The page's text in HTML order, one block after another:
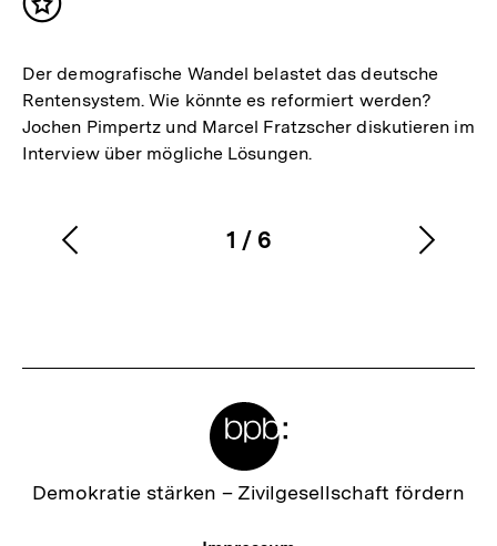
Inhalt
Der demografische Wandel belastet das deutsche
Rentensystem. Wie könnte es reformiert werden?
Jochen Pimpertz und Marcel Fratzscher diskutieren im
Interview über mögliche Lösungen.
Karussellinhalt
1
von
/ 6
Vorherigen
Zur
Demokratie stärken – Zivilgesellschaft fördern